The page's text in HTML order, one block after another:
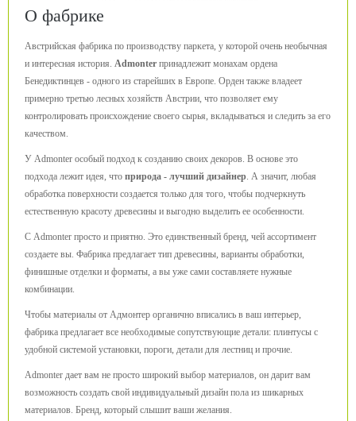
О фабрике
Австрийская фабрика по производству паркета, у которой очень необычная
и интересная история. Admonter принадлежит монахам ордена
Бенедиктинцев - одного из старейших в Европе. Орден также владеет
примерно третью лесных хозяйств Австрии, что позволяет ему
контролировать происхождение своего сырья, вкладываться и следить за его
качеством.
У Admonter особый подход к созданию своих декоров. В основе это
подхода лежит идея, что природа - лучший дизайнер. А значит, любая
обработка поверхности создается только для того, чтобы подчеркнуть
естественную красоту древесины и выгодно выделить ее особенности.
С Admonter просто и приятно. Это единственный бренд, чей ассортимент
создаете вы. Фабрика предлагает тип древесины, варианты обработки,
финишные отделки и форматы, а вы уже сами составляете нужные
комбинации.
Чтобы материалы от Адмонтер органично вписались в ваш интерьер,
фабрика предлагает все необходимые сопутствующие детали: плинтусы с
удобной системой установки, пороги, детали для лестниц и прочие.
Admonter дает вам не просто широкий выбор материалов, он дарит вам
возможность создать свой индивидуальный дизайн пола из шикарных
материалов. Бренд, который слышит ваши желания.